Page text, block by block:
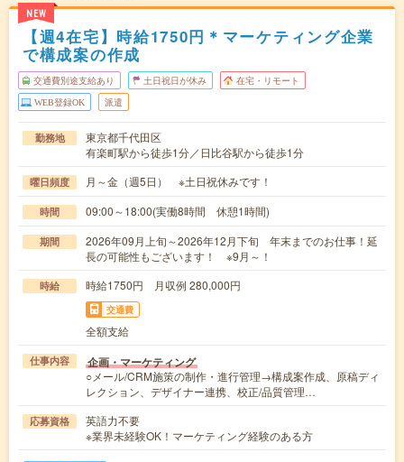
NEW
【週4在宅】時給1750円＊マーケティング企業
で構成案の作成
交通費別途支給あり 土日祝日が休み 在宅・リモート
WEB登録OK 派遣
勤務地
東京都千代田区
有楽町駅から徒歩1分／日比谷駅から徒歩1分
曜日頻度 月～金（週5日） ※土日祝休みです！
時間 09:00～18:00(実働8時間 休憩1時間)
期間
2026年09月上旬～2026年12月下旬 年末までのお仕事！延
長の可能性もございます！ ※9月～！
時給 時給1750円 月収例 280,000円
交通費
全額支給
仕事内容 企画・マーケティング
○メール/CRM施策の制作・進行管理→構成案作成、原稿ディ
レクション、デザイナー連携、校正/品質管理…
応募資格
英語力不要
※業界未経験OK！マーケティング経験のある方